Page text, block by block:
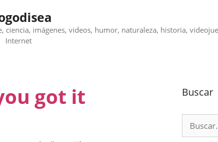
imágenes, videos, humor, naturaleza, historia,
Internet
got it Buscar